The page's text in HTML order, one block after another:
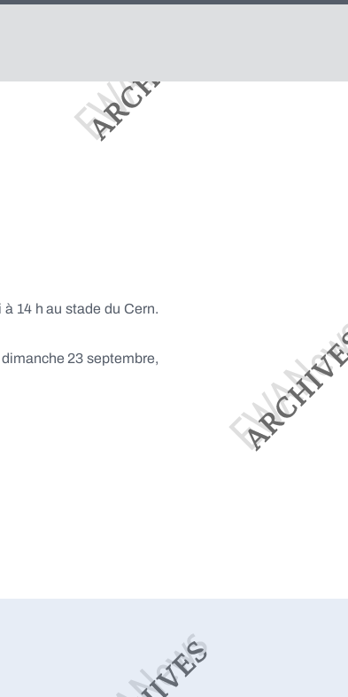
14 h au stade du Cern.
23 septembre,